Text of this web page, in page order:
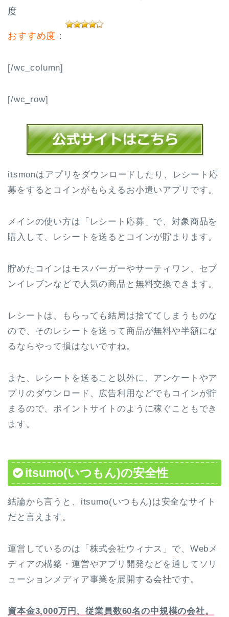
度
おすすめ度 ：
[/wc_column]
[/wc_row]
itsmonはアプリをダウンロードしたり、レシート応
募をするとコインがもらえるお小遣いアプリです。
メインの使い方は「レシート応募」で、対象商品を
購入して、レシートを送るとコインが貯まります。
貯めたコインはモスバーガーやサーティワン、セブ
ンイレブンなどで人気の商品と無料交換できます。
レシートは、もらっても結局は捨ててしまうものな
ので、そのレシートを送って商品が無料や半額にな
るならやって損はないですね。
また、レシートを送ること以外に、アンケートやア
プリのダウンロード、広告利用などでもコインが貯
まるので、ポイントサイトのように稼ぐこともでき
ます。
itsumo(いつもん)の安全性
結論から言うと、itsumo(いつもん)は安全なサイト
だ と言えます。
運営しているのは「株式会社ウィナス」で、Webメ
ディアの構築・運営やアプリ開発などを通してソリ
ューションメディア事業を展開する会社です。
資本金3,000万円、従業員数60名の中規模の会社。